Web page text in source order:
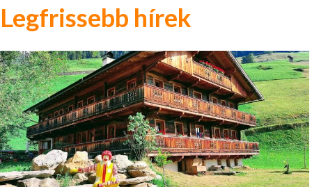
Legfrissebb hírek